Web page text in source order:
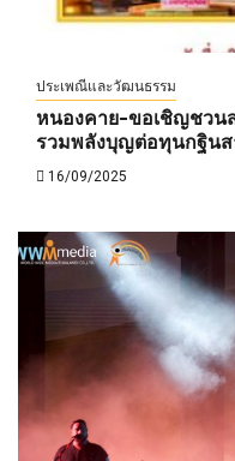
ประเพณีและวัฒนธรรม
หนองคาย-ขอเชิญชว
รวมพลังบุญต่อทุนกฐิน
16/09/2025